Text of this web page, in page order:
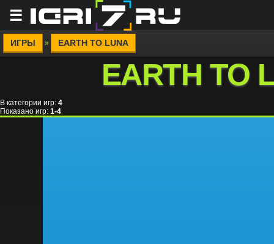
☰
ИГРЫ » EARTH TO LUNA
EARTH TO
В категории игр: 4
Показано игр: 1-4